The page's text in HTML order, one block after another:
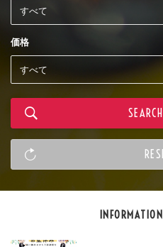
価格
INFORMATION